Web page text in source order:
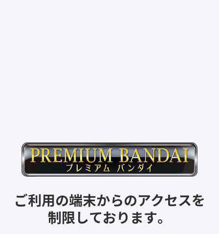
ご利用の端末からのアクセスを
制限しております。